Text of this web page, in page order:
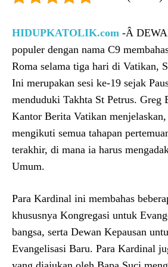
HIDUPKATOLIK.com -Â
populer dengan nama C9
Roma selama tiga hari di Vatikan,
Ini merupakan sesi ke-19 sejak
menduduki Takhta St Petrus. Greg
Kantor Berita Vatikan
mengikuti semua tahapan
terakhir, di mana ia harus
Umum.
Para Kardinal ini membahas
khususnya Kongregasi untuk
bangsa, serta Dewan Kepausan
Evangelisasi Baru. Para Kardinal